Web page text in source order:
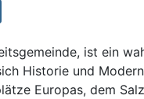
ist ein
Historie und
Europas, dem